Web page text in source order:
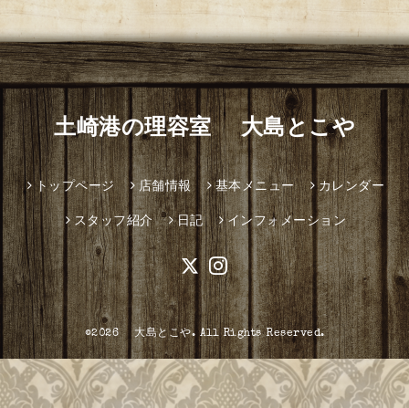
土崎港の理容室 大島とこや
トップページ 店舗情報 基本メニュー カレンダー
スタッフ紹介 日記 インフォメーション
©2026大島とこや. All Rights Reserved.